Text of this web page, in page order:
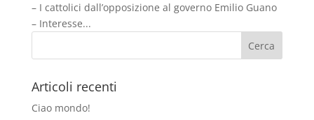
– I cattolici dall’opposizione al governo Emilio Guano
– Interesse...
Articoli recenti
Ciao mondo!